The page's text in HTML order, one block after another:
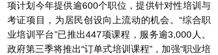
项计划今年提供逾600个职位，提供针对性培训与
考证项目，为居民创设向上流动的机会。“综合职
业培训平台”已推出447项课程，服务逾3,000人。
政府第三季将推出“订单式培训课程”，加强“职业培